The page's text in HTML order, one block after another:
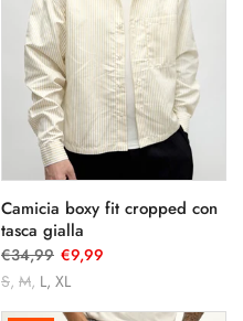
Camicia boxy fit cropped con
tasca gialla
€34,99 €9,99
S M L XL